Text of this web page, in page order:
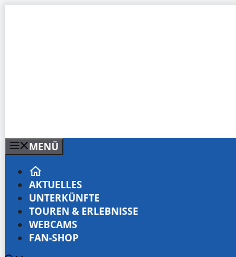
MENÜ
AKTUELLES
UNTERKÜNFTE
TOUREN & ERLEBNISSE
WEBCAMS
FAN-SHOP